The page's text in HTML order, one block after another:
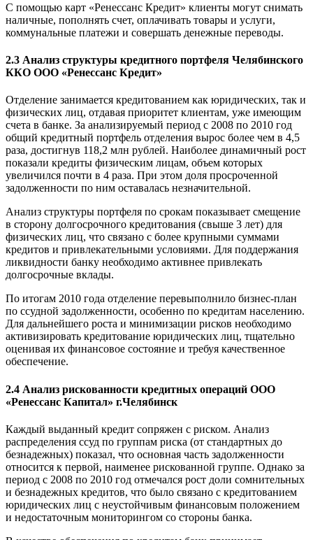
С помощью карт «Ренессанс Кредит» клиенты могут снимать
наличные, пополнять счет, оплачивать товары и услуги,
коммунальные платежи и совершать денежные переводы.
2.3 Анализ структуры кредитного портфеля Челябинского
ККО ООО «Ренессанс Кредит»
Отделение занимается кредитованием как юридических, так и
физических лиц, отдавая приоритет клиентам, уже имеющим
счета в банке. За анализируемый период с 2008 по 2010 год
общий кредитный портфель отделения вырос более чем в 4,5
раза, достигнув 118,2 млн рублей. Наиболее динамичный рост
показали кредиты физическим лицам, объем которых
увеличился почти в 4 раза. При этом доля просроченной
задолженности по ним оставалась незначительной.
Анализ структуры портфеля по срокам показывает смещение
в сторону долгосрочного кредитования (свыше 3 лет) для
физических лиц, что связано с более крупными суммами
кредитов и привлекательными условиями. Для поддержания
ликвидности банку необходимо активнее привлекать
долгосрочные вклады.
По итогам 2010 года отделение перевыполнило бизнес-план
по ссудной задолженности, особенно по кредитам населению.
Для дальнейшего роста и минимизации рисков необходимо
активизировать кредитование юридических лиц, тщательно
оценивая их финансовое состояние и требуя качественное
обеспечение.
2.4 Анализ рискованности кредитных операций ООО
«Ренессанс Капитал» г.Челябинск
Каждый выданный кредит сопряжен с риском. Анализ
распределения ссуд по группам риска (от стандартных до
безнадежных) показал, что основная часть задолженности
относится к первой, наименее рискованной группе. Однако за
период с 2008 по 2010 год отмечался рост доли сомнительных
и безнадежных кредитов, что было связано с кредитованием
юридических лиц с неустойчивым финансовым положением
и недостаточным мониторингом со стороны банка.